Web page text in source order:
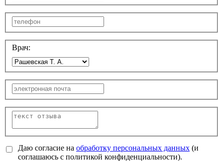
Врач:
Даю согласие на обработку персональных данных (и
соглашаюсь с политикой конфиденциальности).